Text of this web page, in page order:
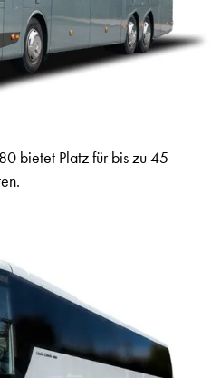
bietet Platz für bis zu 45